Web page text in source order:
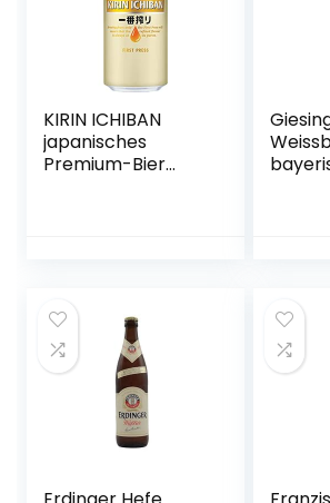
KIRIN ICHIBAN
japanisches
Premium-Bier
Einweg) (1 x 0,5 l)